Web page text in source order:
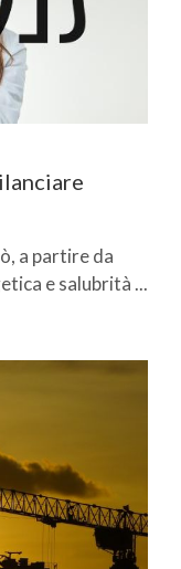
a partire da
e salubrità ...